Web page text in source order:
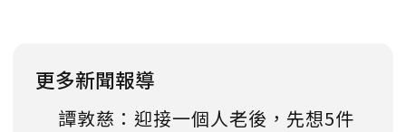
更多新聞報導
譚敦慈：迎接一個人老後，先想5件